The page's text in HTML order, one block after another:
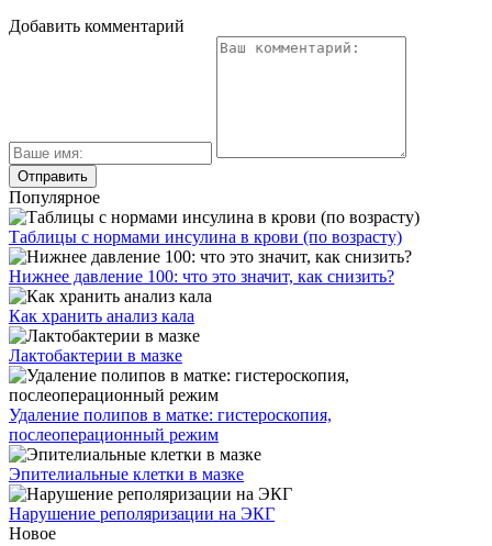
Добавить комментарий
Популярное
Таблицы с нормами инсулина в крови (по возрасту)
Нижнее давление 100: что это значит, как снизить?
Как хранить анализ кала
Лактобактерии в мазке
Удаление полипов в матке: гистероскопия,
послеоперационный режим
Эпителиальные клетки в мазке
Нарушение реполяризации на ЭКГ
Новое